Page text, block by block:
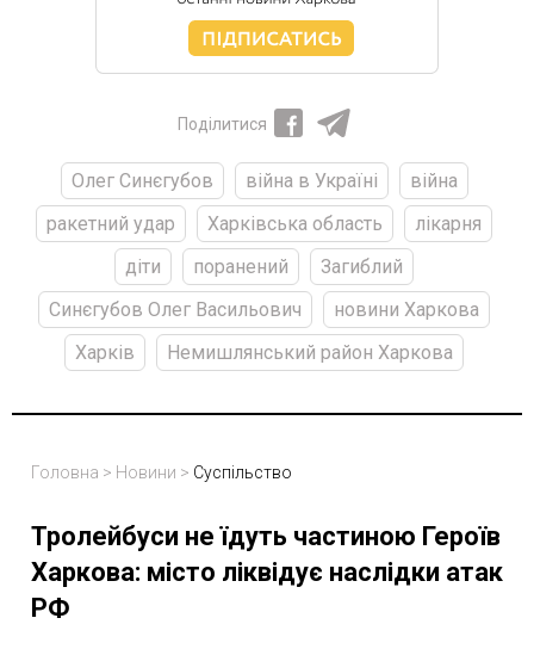
Поділитися
Олег Синєгубов війна в Україні
війна
ракетний удар
Харківська область
лікарня
діти
поранений
Загиблий
Синєгубов Олег Васильович
новини Харкова
Харків
Немишлянський район Харкова
Головна > Новини > Суспільство
Тролейбуси не їдуть частиною Героїв
Харкова: місто ліквідує наслідки атак
РФ